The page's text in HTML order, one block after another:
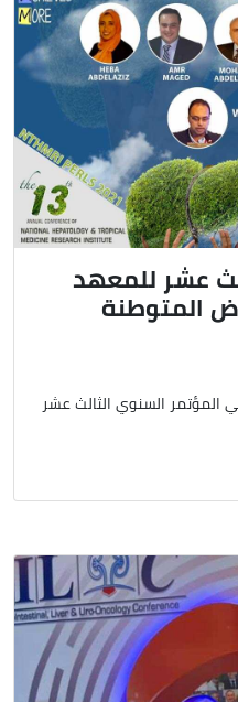
عشر للمعهد
المتوطنة
المؤتمر السنوي الثالث عشر